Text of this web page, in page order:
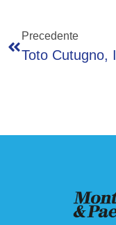
Precedente